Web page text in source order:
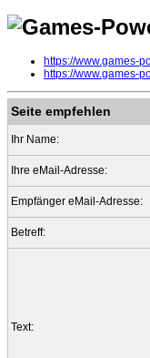
https://www.games-
https://www.games-
Seite empfehlen
Ihr Name:
Ihre eMail-Adresse:
Empfänger eMail-Adresse:
Betreff:
Text: